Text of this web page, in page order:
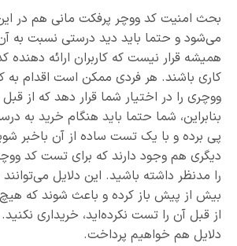
بحث امنیت کد ووچر پرفکت مانی هم در
می‌شود و حتما باید دید درستی نسبت به
همیشه قرار نیست که کاربران ارائه دهنده
کاری باشند. هر فردی ممکن است اقدام به
ووچری را در اختیار شما قرار دهد که از
بنابراین، شما حتما باید هنگام خرید به
پی برده و با یک تست ساده از آن باخبر
دیگری هم وجود دارند که برای تست کد
را مدنظر داشته باشید. این دلایل
بیش از پیش باز کرده و باعث شوند که
از قبل آن را تست نکرده‌اید، خریداری
دلایل هم خواهیم پرداخت.